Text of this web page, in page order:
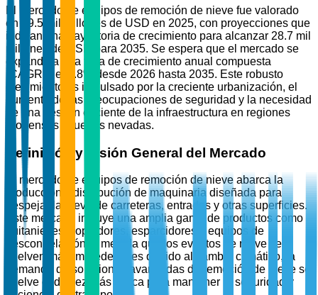
El mercado de equipos de remoción de nieve fue valorado
en 19.5 mil millones de USD en 2025, con proyecciones que
indican una trayectoria de crecimiento para alcanzar 28.7 mil
millones de USD para 2035. Se espera que el mercado se
expanda a una tasa de crecimiento anual compuesta
(CAGR) del 3.8% desde 2026 hasta 2035. Este robusto
crecimiento es impulsado por la creciente urbanización, el
aumento de las preocupaciones de seguridad y la necesidad
de una gestión eficiente de la infraestructura en regiones
propensas a fuertes nevadas.
Definición y Visión General del Mercado
El mercado de equipos de remoción de nieve abarca la
producción y distribución de maquinaria diseñada para
despejar la nieve de carreteras, entradas y otras superficies.
Este mercado incluye una amplia gama de productos como
quitanieves, sopladores, esparcidores y equipos de
descongelación. A medida que los eventos de nieve se
vuelven más impredecibles debido al cambio climático, la
demanda de soluciones avanzadas de remoción de nieve se
vuelve cada vez más crítica para mantener la seguridad y